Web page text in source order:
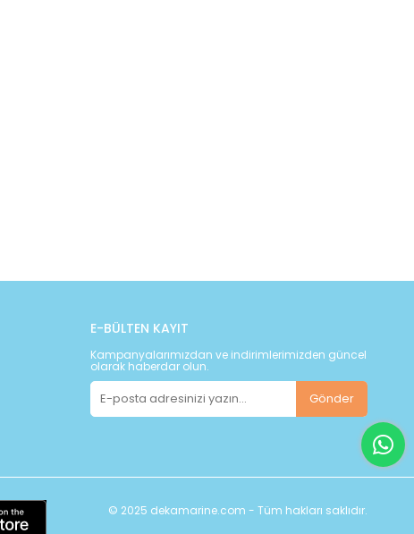
E-BÜLTEN KAYIT
Kampanyalarımızdan ve indirimlerimizden güncel
olarak haberdar olun.
Gönder
© 2025 dekamarine.com - Tüm hakları saklıdır.